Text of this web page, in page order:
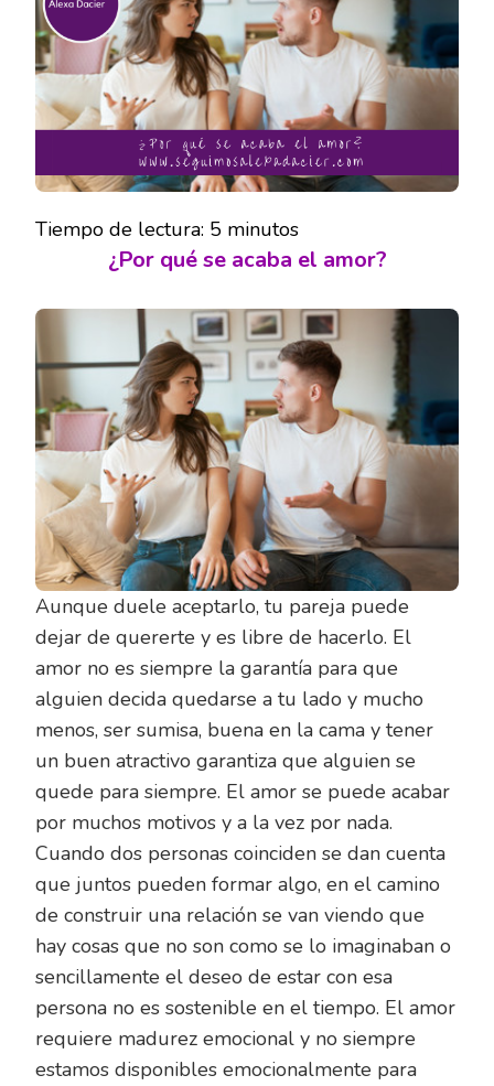
EL
AMOR?
Tiempo de lectura: 5 minutos
¿Por qué se acaba el amor?
Aunque duele aceptarlo, tu pareja puede
dejar de quererte y es libre de hacerlo. El
amor no es siempre la garantía para que
alguien decida quedarse a tu lado y mucho
menos, ser sumisa, buena en la cama y tener
un buen atractivo garantiza que alguien se
quede para siempre. El amor se puede acabar
por muchos motivos y a la vez por nada.
Cuando dos personas coinciden se dan cuenta
que juntos pueden formar algo, en el camino
de construir una relación se van viendo que
hay cosas que no son como se lo imaginaban o
sencillamente el deseo de estar con esa
persona no es sostenible en el tiempo. El amor
requiere madurez emocional y no siempre
estamos disponibles emocionalmente para